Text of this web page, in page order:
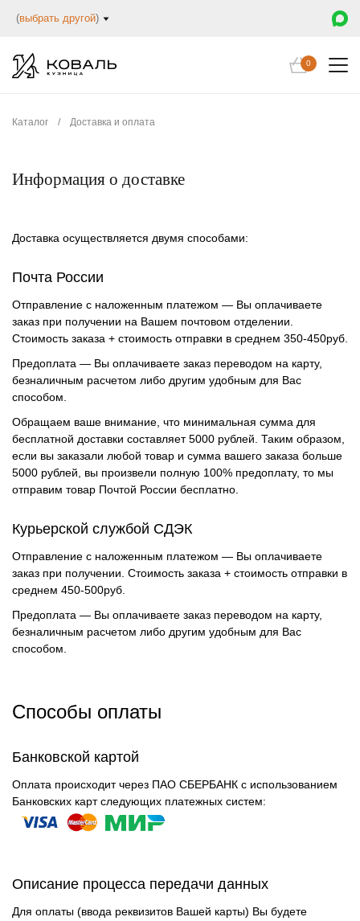
(выбрать другой)
0
Каталог / Доставка и оплата
Информация о доставке
Доставка осуществляется двумя способами:
Почта России
Отправление с наложенным платежом — Вы оплачиваете
заказ при получении на Вашем почтовом отделении.
Стоимость заказа + стоимость отправки в среднем 350-450руб.
Предоплата — Вы оплачиваете заказ переводом на карту,
безналичным расчетом либо другим удобным для Вас
способом.
Обращаем ваше внимание, что минимальная сумма для
бесплатной доставки составляет 5000 рублей. Таким образом,
если вы заказали любой товар и сумма вашего заказа больше
5000 рублей, вы произвели полную 100% предоплату, то мы
отправим товар Почтой России бесплатно.
Курьерской службой СДЭК
Отправление с наложенным платежом — Вы оплачиваете
заказ при получении. Стоимость заказа + стоимость отправки в
среднем 450-500руб.
Предоплата — Вы оплачиваете заказ переводом на карту,
безналичным расчетом либо другим удобным для Вас
способом.
Способы оплаты
Банковской картой
Оплата происходит через ПАО СБЕРБАНК с использованием
Банковских карт следующих платежных систем:
Описание процесса передачи данных
Для оплаты (ввода реквизитов Вашей карты) Вы будете